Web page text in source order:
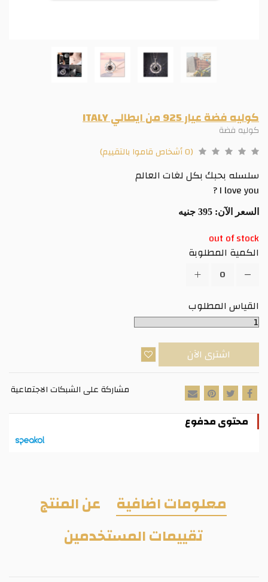
كوليه فضة عيار 925 من ايطالي ITALY
كوليه فضة
(0 أشخاص قاموا بالتقييم)
سلسله بحبك بكل لغات العالم
I love you ?
السعر الآن:
out of stock
الكمية المطلوبة
القياس المطلوب
اشترى الآن
مشاركة على الشبكات الاجتماعية
محتوى مدفوع
معلومات اضافية
عن المنتج
تقييمات المستخدمين